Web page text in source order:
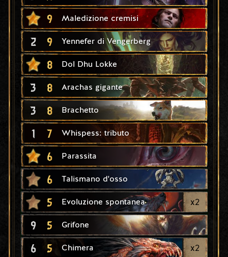
9 Maledizione cremisi
2 9 Yennefer di Vengerberg
8 Dol Dhu Lokke
3 8 Arachas gigante
3 8 Brachetto
1 7 Whispess: tributo
6 Parassita
6 Talismano d'osso
5 Evoluzione spontanea x2
9 5 Grifone
6 5 Chimera x2